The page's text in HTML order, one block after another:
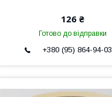
126 ₴
Готово до відправки
+380 (95) 864-94-03